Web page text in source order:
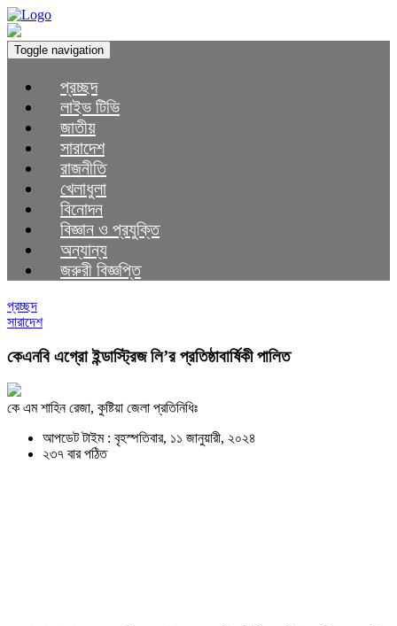
Toggle navigation
প্রচ্ছদ
লাইভ টিভি
জাতীয়
সারাদেশ
রাজনীতি
খেলাধুলা
বিনোদন
বিজ্ঞান ও প্রযুক্তি
অন্যান্য
জরুরী বিজ্ঞপ্তি
প্রচ্ছদ
সারাদেশ
কেএনবি এগ্রো ইন্ডাস্ট্রিজ লি’র প্রতিষ্ঠাবার্ষিকী পালিত
কে এম শাহিন রেজা, কুষ্টিয়া জেলা প্রতিনিধিঃ
আপডেট টাইম : বৃহস্পতিবার, ১১ জানুয়ারী, ২০২৪
২৩৭ বার পঠিত